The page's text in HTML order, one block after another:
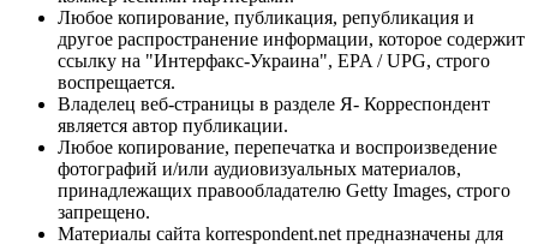
Любое копирование, публикация, републикация и
другое распространение информации, которое содержит
ссылку на "Интерфакс-Украина", EPA / UPG, строго
воспрещается.
Владелец веб-страницы в разделе Я- Корреспондент
является автор публикации.
Любое копирование, перепечатка и воспроизведение
фотографий и/или аудиовизуальных материалов,
принадлежащих правообладателю Getty Images, строго
запрещено.
Материалы сайта korrespondent.net предназначены для